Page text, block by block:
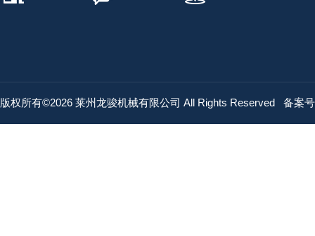
版权所有©2026 莱州龙骏机械有限公司 All Rights Reserved 备案